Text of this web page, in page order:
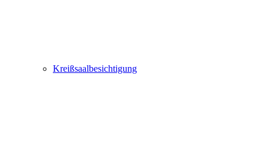
Kreißsaalbesichtigung